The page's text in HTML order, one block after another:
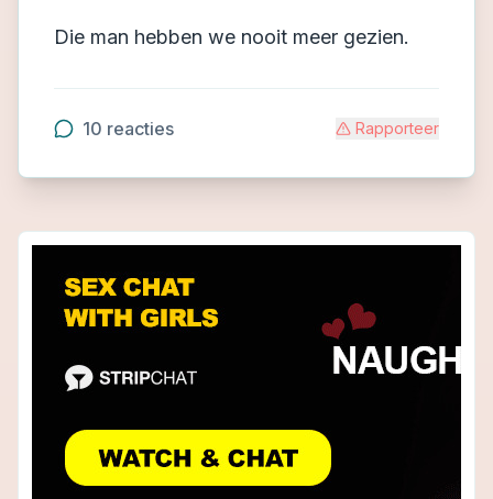
Die man hebben we nooit meer gezien.
10 reacties Rapporteer